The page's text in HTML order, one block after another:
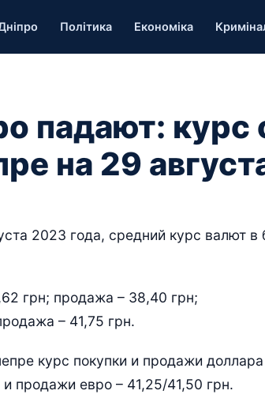
Політика Економіка
падают: курс
на 29
2023 года, средний курс валют в
грн; продажа – 38,40 грн;
– 41,75 грн.
курс покупки и продажи
продажи евро – 41,25/41,50 грн.